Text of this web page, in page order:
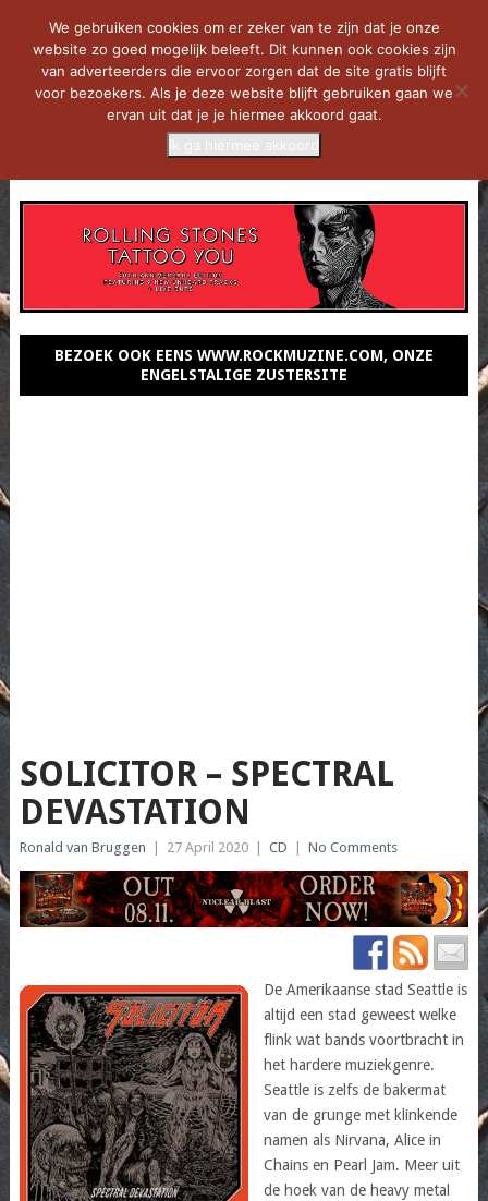
BEZOEK OOK EENS WWW.ROCKMUZINE.COM, ONZE
ENGELSTALIGE ZUSTERSITE
SOLICITOR – SPECTRAL
DEVASTATION
Ronald van Bruggen 27 April 2020 CD No Comments
De Amerikaanse stad Seattle is
altijd een stad geweest welke
flink wat bands voortbracht in
het hardere muziekgenre.
Seattle is zelfs de bakermat
van de grunge met klinkende
namen als Nirvana, Alice in
Chains en Pearl Jam. Meer uit
de hoek van de heavy metal
We gebruiken cookies om er zeker van te zijn dat je onze
website zo goed mogelijk beleeft. Dit kunnen ook cookies zijn
van adverteerders die ervoor zorgen dat de site gratis blijft
voor bezoekers. Als je deze website blijft gebruiken gaan we
ervan uit dat je je hiermee akkoord gaat.
Ik ga hiermee akkoord